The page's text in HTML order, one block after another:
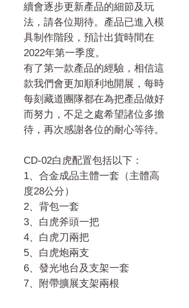
續會逐步更新產品的細節及玩
法，請各位期待。產品已進入模
具制作階段，預計出貨時間在
2022年第一季度。
有了第一款產品的經驗，相信這
款我們會更加順利地開展，每時
每刻藏道團隊都在為把產品做好
而努力，不足之處希望諸位多擔
待，再次感謝各位的耐心等待。
CD-02白虎配置包括以下：
1、合金成品主體一套（主體高
度28公分）
2、背包一套
3、白虎斧頭一把
4、白虎刀兩把
5、白虎炮兩支
6、發光地台及支架一套
7、附帶擴展支架兩根